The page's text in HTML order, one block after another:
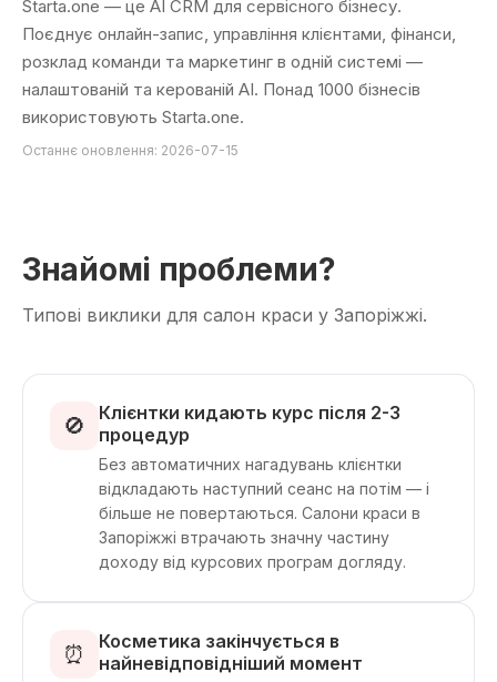
Starta.one — це AI CRM для сервісного бізнесу.
Поєднує онлайн-запис, управління клієнтами, фінанси,
розклад команди та маркетинг в одній системі —
налаштованій та керованій AI. Понад 1000 бізнесів
використовують Starta.one.
Останнє оновлення: 2026-07-15
Знайомі проблеми?
Типові виклики для салон краси у Запоріжжі.
🚫
Клієнтки кидають курс після 2-3
процедур
Без автоматичних нагадувань клієнтки
відкладають наступний сеанс на потім — і
більше не повертаються. Салони краси в
Запоріжжі втрачають значну частину
доходу від курсових програм догляду.
⏰
Косметика закінчується в
найневідповідніший момент